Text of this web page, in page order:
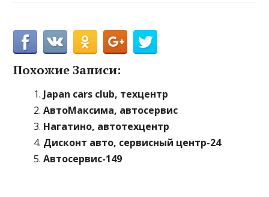
Похожие Записи:
Japan cars club, техцентр
АвтоМаксима, автосервис
Нагатино, автотехцентр
Дисконт авто, сервисный центр-24
Автосервис-149